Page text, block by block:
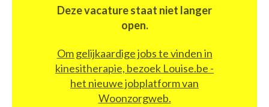
Deze vacature staat niet langer
open.
Om gelijkaardige jobs te vinden in
kinesitherapie, bezoek Louise.be -
het nieuwe jobplatform van
Woonzorgweb.